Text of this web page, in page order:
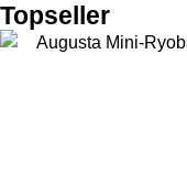
Topseller